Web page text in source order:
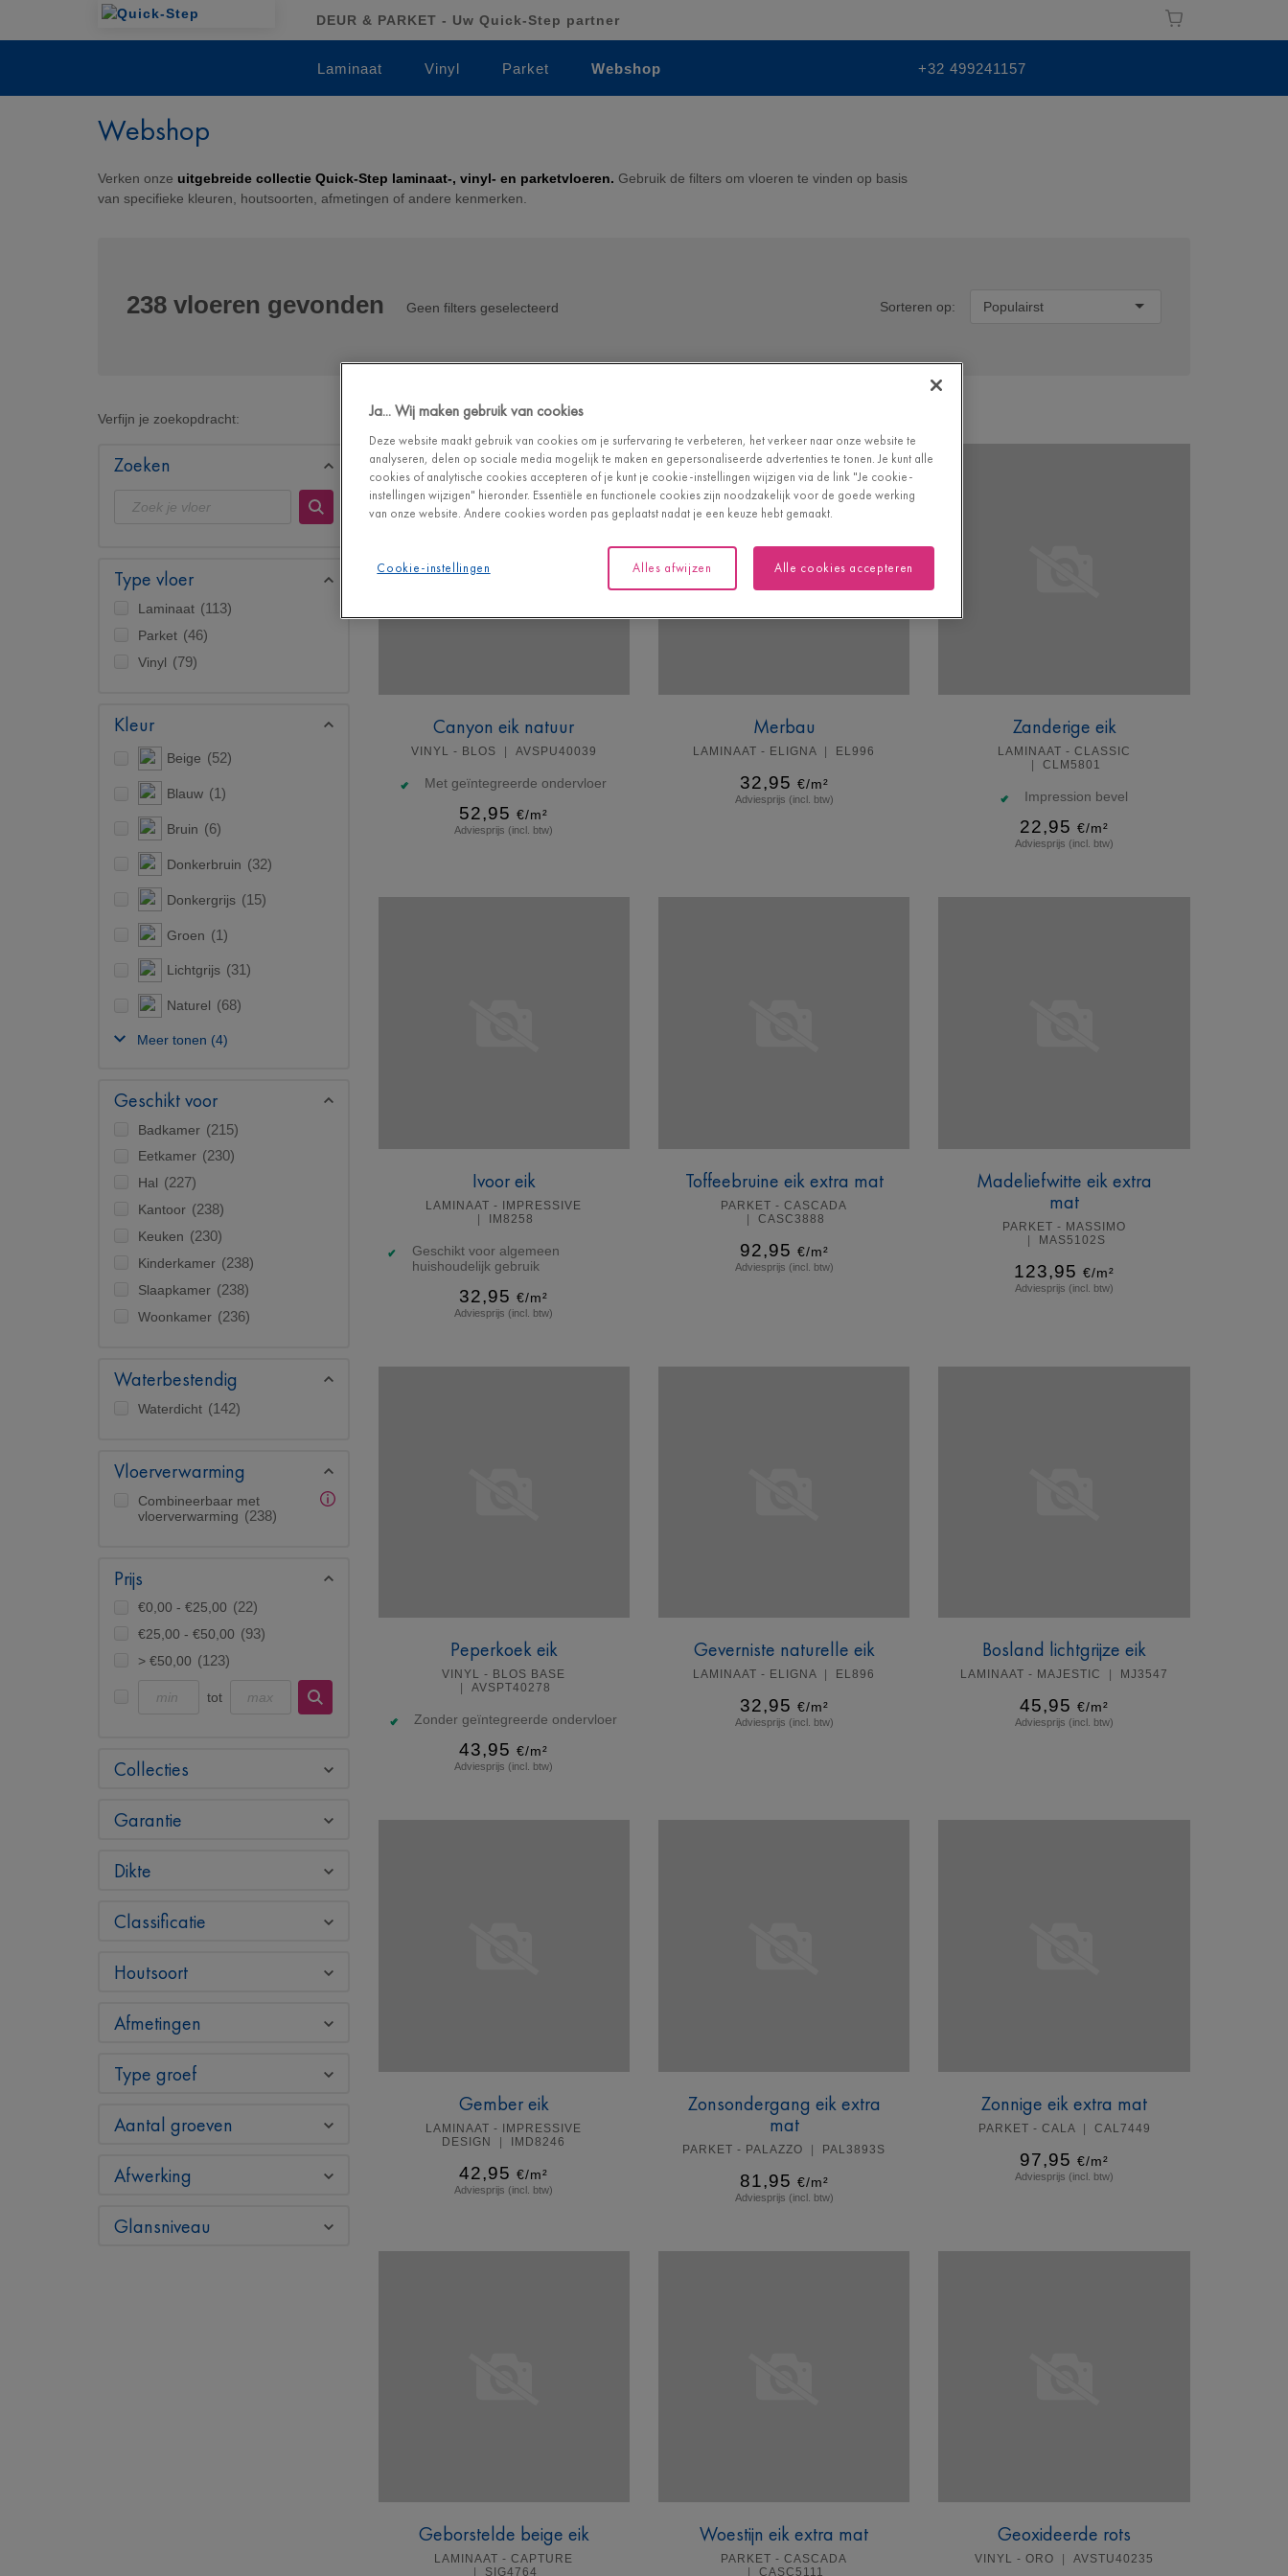
DEUR & PARKET - Uw Quick-Step partner
Laminaat Vinyl Parket Webshop +32 499241157
Webshop
Verken onze uitgebreide collectie Quick-Step laminaat-, vinyl- en parketvloeren. Gebruik de filters om vloeren te vinden op basis
van specifieke kleuren, houtsoorten, afmetingen of andere kenmerken.
238 vloeren gevonden Geen filters geselecteerd Sorteren op: Populairst
Verfijn je zoekopdracht:
Zoeken
Type vloer
Laminaat (113)
Parket (46)
Vinyl (79)
Kleur
Beige (52)
Blauw (1)
Bruin (6)
Donkerbruin (32)
Donkergrijs (15)
Groen (1)
Lichtgrijs (31)
Naturel (68)
Meer tonen (4)
Geschikt voor
Badkamer (215)
Eetkamer (230)
Hal (227)
Kantoor (238)
Keuken (230)
Kinderkamer (238)
Slaapkamer (238)
Woonkamer (236)
Waterbestendig
Waterdicht (142)
Vloerverwarming
Combineerbaar met
vloerverwarming (238)
Prijs
€0,00 - €25,00 (22)
€25,00 - €50,00 (93)
> €50,00 (123)
tot
Collecties
Garantie
Dikte
Classificatie
Houtsoort
Afmetingen
Type groef
Aantal groeven
Afwerking
Glansniveau
Canyon eik natuur
VINYL - BLOS AVSPU40039
Met geïntegreerde ondervloer
52,95 €/m²
Adviesprijs (incl. btw)
Merbau
LAMINAAT - ELIGNA EL996
32,95 €/m²
Adviesprijs (incl. btw)
Zanderige eik
LAMINAAT - CLASSIC
CLM5801
Impression bevel
22,95 €/m²
Adviesprijs (incl. btw)
Ivoor eik
LAMINAAT - IMPRESSIVE
IM8258
Geschikt voor algemeen
huishoudelijk gebruik
32,95 €/m²
Adviesprijs (incl. btw)
Toffeebruine eik extra mat
PARKET - CASCADA
CASC3888
92,95 €/m²
Adviesprijs (incl. btw)
Madeliefwitte eik extra
mat
PARKET - MASSIMO
MAS5102S
123,95 €/m²
Adviesprijs (incl. btw)
Peperkoek eik
VINYL - BLOS BASE
AVSPT40278
Zonder geïntegreerde ondervloer
43,95 €/m²
Adviesprijs (incl. btw)
Geverniste naturelle eik
LAMINAAT - ELIGNA EL896
32,95 €/m²
Adviesprijs (incl. btw)
Bosland lichtgrijze eik
LAMINAAT - MAJESTIC MJ3547
45,95 €/m²
Adviesprijs (incl. btw)
Gember eik
LAMINAAT - IMPRESSIVE
DESIGN
IMD8246
42,95 €/m²
Adviesprijs (incl. btw)
Zonsondergang eik extra
mat
PARKET - PALAZZO PAL3893S
81,95 €/m²
Adviesprijs (incl. btw)
Zonnige eik extra mat
PARKET - CALA CAL7449
97,95 €/m²
Adviesprijs (incl. btw)
Geborstelde beige eik
LAMINAAT - CAPTURE
SIG4764
Woestijn eik extra mat
PARKET - CASCADA
CASC5111
Geoxideerde rots
VINYL - ORO AVSTU40235
Ja... Wij maken gebruik van cookies
Deze website maakt gebruik van cookies om je surfervaring te verbeteren, het verkeer naar onze website te
analyseren, delen op sociale media mogelijk te maken en gepersonaliseerde advertenties te tonen. Je kunt alle
cookies of analytische cookies accepteren of je kunt je cookie-instellingen wijzigen via de link "Je cookie-
instellingen wijzigen" hieronder. Essentiële en functionele cookies zijn noodzakelijk voor de goede werking
van onze website. Andere cookies worden pas geplaatst nadat je een keuze hebt gemaakt.
Cookie-instellingen Alles afwijzen Alle cookies accepteren